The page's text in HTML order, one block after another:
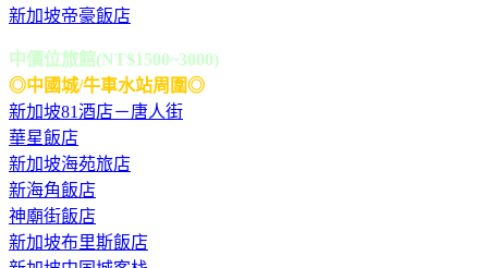
新加坡帝豪飯店
中價位旅館(NT$1500~3000)
◎中國城/牛車水站周圍◎
新加坡81酒店－唐人街
華星飯店
新加坡海苑旅店
新海角飯店
神廟街飯店
新加坡布里斯飯店